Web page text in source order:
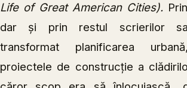
Life of Great American Cities).
dar și prin restul scrierilor
transformat planificarea
proiectele de construcție a